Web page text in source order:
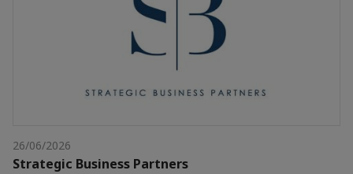
26/06/2026
Strategic Business Partners